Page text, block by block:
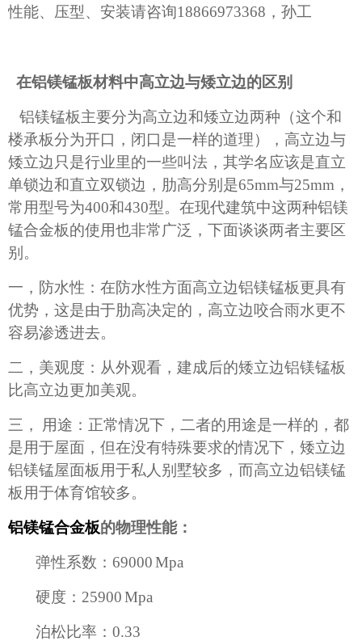
性能、压型、安装请咨询18866973368 ，孙工
在铝镁锰板材料中高立边与矮立边的区别
铝镁锰板主要分为高立边和矮立边两种（这个和
楼承板分为开口，闭口是一样的道理），高立边与
矮立边只是行业里的一些叫法，其学名应该是直立
单锁边和直立双锁边，肋高分别是65mm与25mm ，
常用型号为400和430型。在现代建筑中这两种铝镁
锰合金板的使用也非常广泛，下面谈谈两者主要区
别。
一，防水性：在防水性方面高立边铝镁锰板更具有
优势，这是由于肋高决定的，高立边咬合雨水更不
容易渗透进去。
二，美观度：从外观看，建成后的矮立边铝镁锰板
比高立边更加美观。
三，
用途：正常情况下，二者的用途是一样的，都
是用于屋面，但在没有特殊要求的情况下，矮立边
铝镁锰屋面板用于私人别墅较多，而高立边铝镁锰
板用于体育馆较多。
铝镁锰合金板的物理性能：
弹性系数： 69000 Mpa
硬度： 25900 Mpa
泊松比率： 0.33